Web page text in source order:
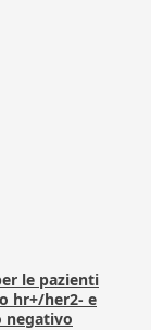
le pazienti
hr+/her2- e
negativo